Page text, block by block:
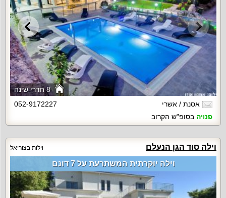
8 חדרי שינה
אסנת / אשרי
052-9172227
פנויה בסופ"ש הקרוב
וילה סוד הגן הנעלם וילות בצוריאל
וילה יוקרתית המשתרעת על 7 דונם